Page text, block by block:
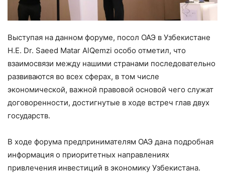
Выступая на данном форуме, посол ОАЭ в Узбекистане
H.E. Dr. Saeed Matar AlQemzi особо отметил, что
взаимосвязи между нашими странами последовательно
развиваются во всех сферах, в том числе
экономической, важной правовой основой чего служат
договоренности, достигнутые в ходе встреч глав двух
государств.
В ходе форума предпринимателям ОАЭ дана подробная
информация о приоритетных направлениях
привлечения инвестиций в экономику Узбекистана.